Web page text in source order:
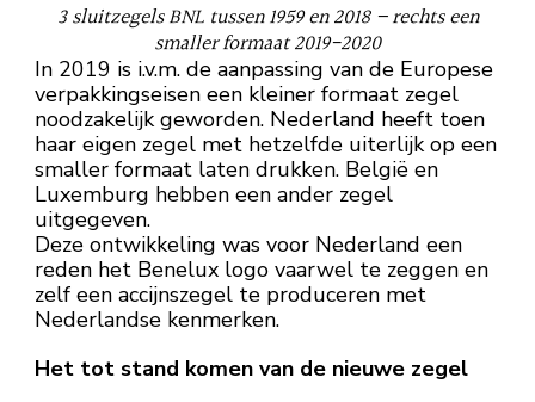
3 sluitzegels BNL tussen 1959 en 2018 – rechts een
smaller formaat 2019-2020
In 2019 is i.v.m. de aanpassing van de Europese
verpakkingseisen een kleiner formaat zegel
noodzakelijk geworden. Nederland heeft toen
haar eigen zegel met hetzelfde uiterlijk op een
smaller formaat laten drukken. België en
Luxemburg hebben een ander zegel
uitgegeven.
Deze ontwikkeling was voor Nederland een
reden het Benelux logo vaarwel te zeggen en
zelf een accijnszegel te produceren met
Nederlandse kenmerken.
Het tot stand komen van de nieuwe zegel